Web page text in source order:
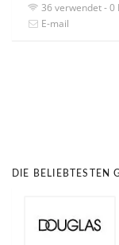
36 verwendet - 0
E-mail
DIE BELIEBTESTEN